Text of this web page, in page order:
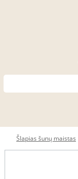
Šlapias šunų maistas